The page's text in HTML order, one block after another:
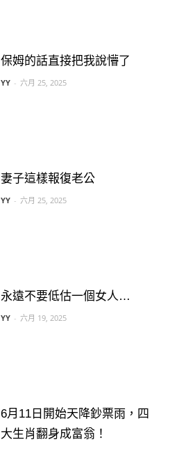
保姆的話直接把我說懵了
YY - 六月 25, 2025
妻子這樣報復老公
YY - 六月 25, 2025
永遠不要低估一個女人…
YY - 六月 19, 2025
6月11日開始天降鈔票雨，四
大生肖翻身成富翁！